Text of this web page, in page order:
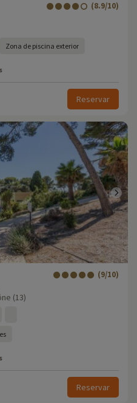
(8.9/10)
Zona de piscina exterior
Reservar
(9/10)
(13)
Reservar